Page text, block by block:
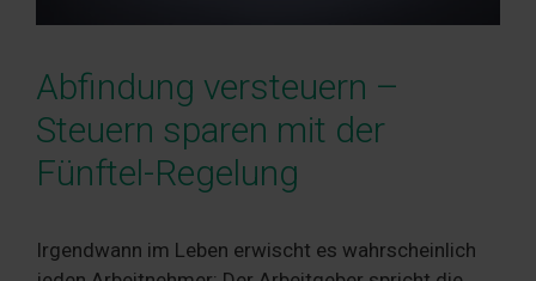
Abfindung versteuern –
Steuern sparen mit der
Fünftel-Regelung
Irgendwann im Leben erwischt es wahrscheinlich